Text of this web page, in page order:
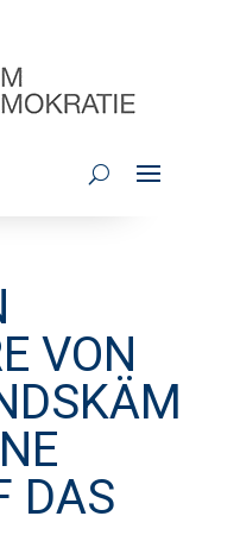
VON
DAS